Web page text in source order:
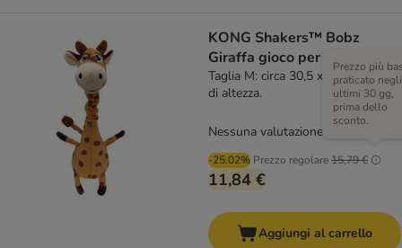
KONG Shakers™ Bobz
Giraffa gioco per cani
Taglia M: circa 30,5 x 15,9 x 8,9 cm
di altezza.
-25.02% Prezzo regolare15,79 €
Prezzo più
praticato negli
ultimi 30 gg,
prima dello
sconto.
11,84 €
Nessuna valutazione
Aggiungi al carrello